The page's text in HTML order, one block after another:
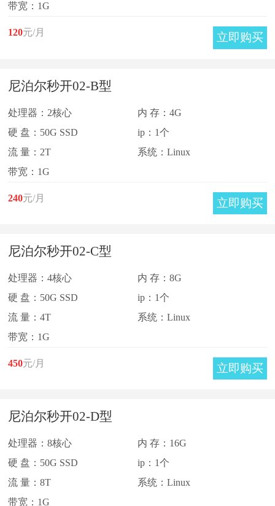
带宽：1G
120元/月 立即购买
尼泊尔秒开02-B型
处理器：2核心
硬 盘：50G SSD
流 量：2T
带宽：1G
内 存：4G
ip：1个
系统：Linux
240元/月 立即购买
尼泊尔秒开02-C型
处理器：4核心
硬 盘：50G SSD
流 量：4T
带宽：1G
内 存：8G
ip：1个
系统：Linux
450元/月 立即购买
尼泊尔秒开02-D型
处理器：8核心
硬 盘：50G SSD
流 量：8T
带宽：1G
内 存：16G
ip：1个
系统：Linux